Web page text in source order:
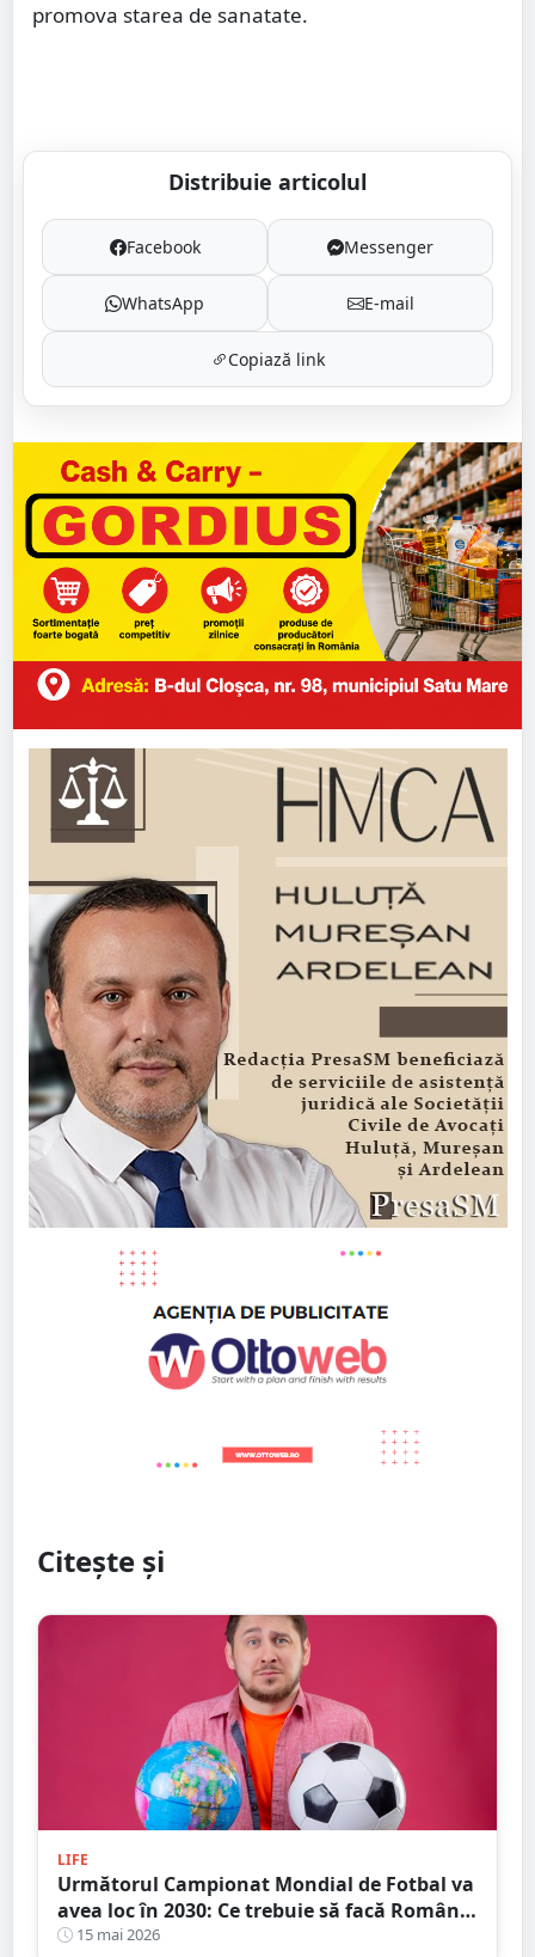
promova starea de sanatate.
Distribuie articolul
Facebook Messenger
WhatsApp E-mail
Copiază link
Citește și
LIFE
Următorul Campionat Mondial de Fotbal va
avea loc în 2030: Ce trebuie să facă România
de acum?
15 mai 2026